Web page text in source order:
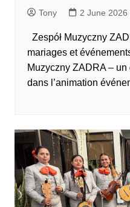
Tony 2 June 2026
Zespół Muzyczny
mariages et
Muzyczny ZADRA –
dans l’animation